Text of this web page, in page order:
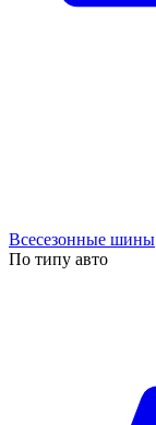
Всесезонные шины
По типу авто